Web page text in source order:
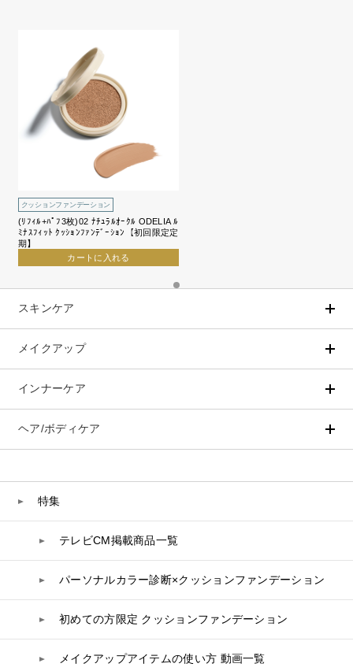
クッションファンデーション
(ﾘﾌｨﾙ+ﾊﾟﾌ3枚)02 ﾅﾁｭﾗﾙｵｰｸﾙ ODELIA ﾙ
ﾐﾅｽﾌｨｯﾄ ｸｯｼｮﾝﾌｧﾝﾃﾞｰｼｮﾝ【初回限定定
期】
カートに入れる
スキンケア
アイテムから探す
化粧水
美容液
オールインワン
リップケア
トラベルセット
スペシャルケア
CLÉSCIENCE Beauté
STEFANY AGING
BIVABOO（ビバブー）
メイクアップ
ベースメイク
UVケア
インナーケア
成分別で探す
乳酸菌
コラーゲン
高麗人参
コエンザイム
白神秘境活性水
ヘルスサポート
ヘア/ボディケア
スカルプケア
シャンプー
トリートメント
ボディソープ
特集
テレビCM掲載商品一覧
パーソナルカラー診断×クッションファンデーション
初めての方限定 クッションファンデーション
メイクアップアイテムの使い方 動画一覧